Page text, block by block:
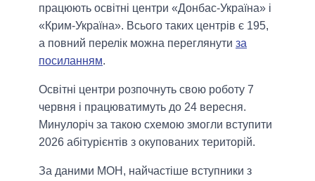
працюють освітні центри «Донбас-Україна» і
«Крим-Україна». Всього таких центрів є 195,
а повний перелік можна переглянути за
посиланням.
Освітні центри розпочнуть свою роботу 7
червня і працюватимуть до 24 вересня.
Минулоріч за такою схемою змогли вступити
2026 абітурієнтів з окупованих територій.
За даними МОН, найчастіше вступники з